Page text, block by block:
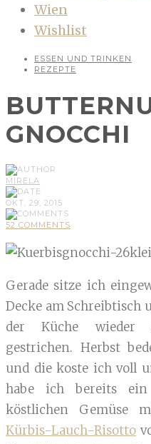
Wien
Wishlist
ESSEN UND TRINKEN
REZEPTE
GNOCCHI
MIRELA
OKT, 29, 2015
52 COMMENTS
Gerade sitze ich
Decke am Schreibtisch
der Küche wieder
gestrichen. Herbst
und die koste ich voll
habe ich bereits
köstlichen Gemüse
Kürbis-Lauch-Risotto